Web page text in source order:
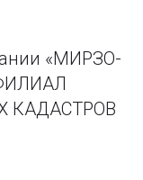
«МИРЗО-
КАДАСТРОВ